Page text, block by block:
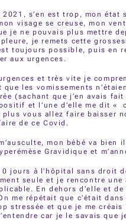
2021, s’en est trop, mon état
visage se creuse, mon
je ne pouvais plus mettre
je remets cette
toujours possible, puis en
aux urgences.
et très vite je
que les vomissements
(sachant que j’en avais
et l’une d’elle me dit «
plus vous allez faire baisser
de ce Covid.
mon bébé va
Gravidique et
jours à l’hôpital sans droit
seule et je rencontre une
En dehors d’elle et
me répétait que c’était
stressée et que je me créais
car je le savais que